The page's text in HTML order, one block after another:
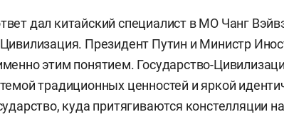
дал китайский специалист в МО Чанг
Цивилизация. Президент Путин и Министр
этим понятием. Государство-
традиционных ценностей и яркой
куда притягиваются констелляции